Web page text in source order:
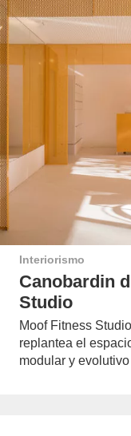
Interiorismo
Canobardin
Studio
Moof Fitness
replantea el
modular y